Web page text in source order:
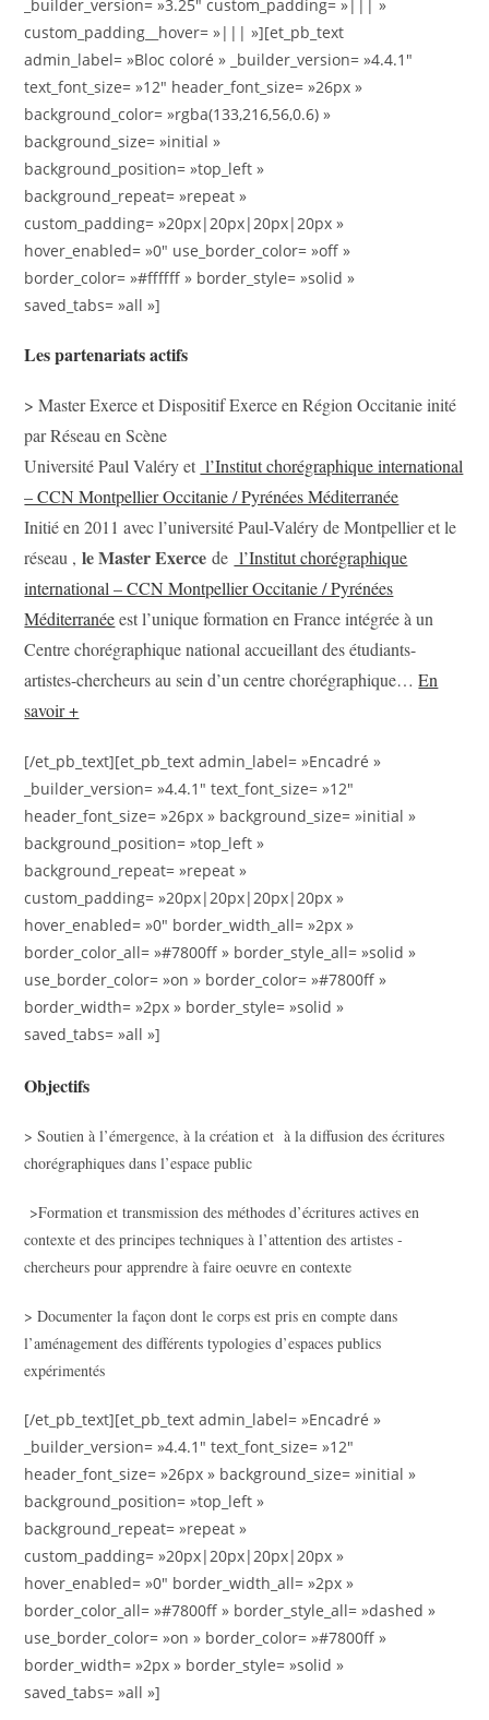
_builder_version= »3.25″ custom_padding= »||| »
custom_padding__hover= »||| »][et_pb_text
admin_label= »Bloc coloré » _builder_version= »4.4.1″
text_font_size= »12″ header_font_size= »26px »
background_color= »rgba(133,216,56,0.6) »
background_size= »initial »
background_position= »top_left »
background_repeat= »repeat »
custom_padding= »20px|20px|20px|20px »
hover_enabled= »0″ use_border_color= »off »
border_color= »#ffffff » border_style= »solid »
saved_tabs= »all »]
Les partenariats actifs
> Master Exerce et Dispositif Exerce en Région Occitanie inité
par Réseau en Scène
Université Paul Valéry et l’Institut chorégraphique international
– CCN Montpellier Occitanie / Pyrénées Méditerranée
Initié en 2011 avec l’université Paul-Valéry de Montpellier et le
réseau ,le Master Exerce de l’Institut chorégraphique
international – CCN Montpellier Occitanie / Pyrénées
Méditerranéeest l’unique formation en France intégrée à un
Centre chorégraphique national accueillant des étudiants-
artistes-chercheurs au sein d’un centre chorégraphique…En
savoir +
[/et_pb_text][et_pb_text admin_label= »Encadré »
_builder_version= »4.4.1″ text_font_size= »12″
header_font_size= »26px » background_size= »initial »
background_position= »top_left »
background_repeat= »repeat »
custom_padding= »20px|20px|20px|20px »
hover_enabled= »0″ border_width_all= »2px »
border_color_all= »#7800ff » border_style_all= »solid »
use_border_color= »on » border_color= »#7800ff »
border_width= »2px » border_style= »solid »
saved_tabs= »all »]
Objectifs
> Soutien à l’émergence, à la création et à la diffusion des écritures
chorégraphiques dans l’espace public
>Formation et transmission des méthodes d’écritures actives en
contexte et des principes techniques à l’attention des artistes -
chercheurs pour apprendre à faire oeuvre en contexte
> Documenter la façon dont le corps est pris en compte dans
l’aménagement des différents typologies d’espaces publics
expérimentés
[/et_pb_text][et_pb_text admin_label= »Encadré »
_builder_version= »4.4.1″ text_font_size= »12″
header_font_size= »26px » background_size= »initial »
background_position= »top_left »
background_repeat= »repeat »
custom_padding= »20px|20px|20px|20px »
hover_enabled= »0″ border_width_all= »2px »
border_color_all= »#7800ff » border_style_all= »dashed »
use_border_color= »on » border_color= »#7800ff »
border_width= »2px » border_style= »solid »
saved_tabs= »all »]